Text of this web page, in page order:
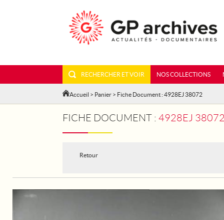
RECHERCHER ET VOIR NOS COLLECTIONS
Accueil > Panier > Fiche Document : 4928EJ 38072
FICHE DOCUMENT : 4928EJ 38072
Retour